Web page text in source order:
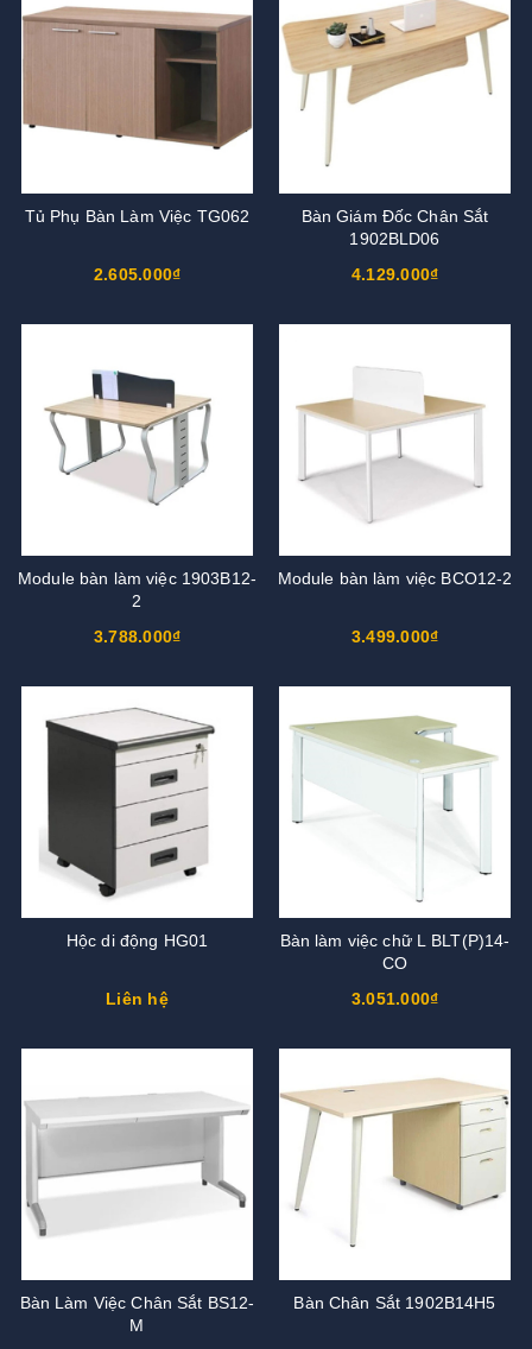
Tủ Phụ Bàn Làm Việc TG062
2.605.000₫
Bàn Giám Đốc Chân Sắt
1902BLD06
4.129.000₫
Module bàn làm việc 1903B12-
2
3.788.000₫
Module bàn làm việc BCO12-2
3.499.000₫
Hộc di động HG01
Liên hệ
Bàn làm việc chữ L BLT(P)14-
CO
3.051.000₫
Bàn Làm Việc Chân Sắt BS12-
M
Bàn Chân Sắt 1902B14H5